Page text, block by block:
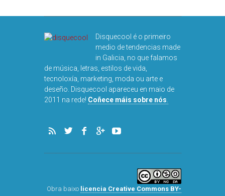
Disquecool é o primeiro
medio de tendencias made
in Galicia, no que falamos
de música, letras, estilos de vida,
tecnoloxía, marketing, moda ou arte e
deseño. Disquecool apareceu en maio de
2011 na rede! Coñece máis sobre nós
Obra baixo licencia Creative Commons BY-